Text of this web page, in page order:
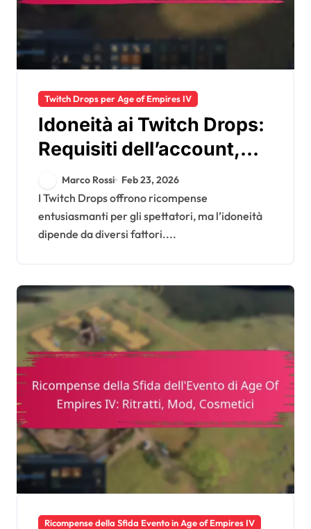
Twitch Drops per Age of Empires IV
Idoneità ai Twitch Drops:
Requisiti dell’account,
Condizioni di visione,
Restrizioni regionali
Marco Rossi Feb 23, 2026
I Twitch Drops offrono ricompense
entusiasmanti per gli spettatori, ma l’idoneità
dipende da diversi fattori....
Ricompense della Sfida Evento in Age of Empires IV